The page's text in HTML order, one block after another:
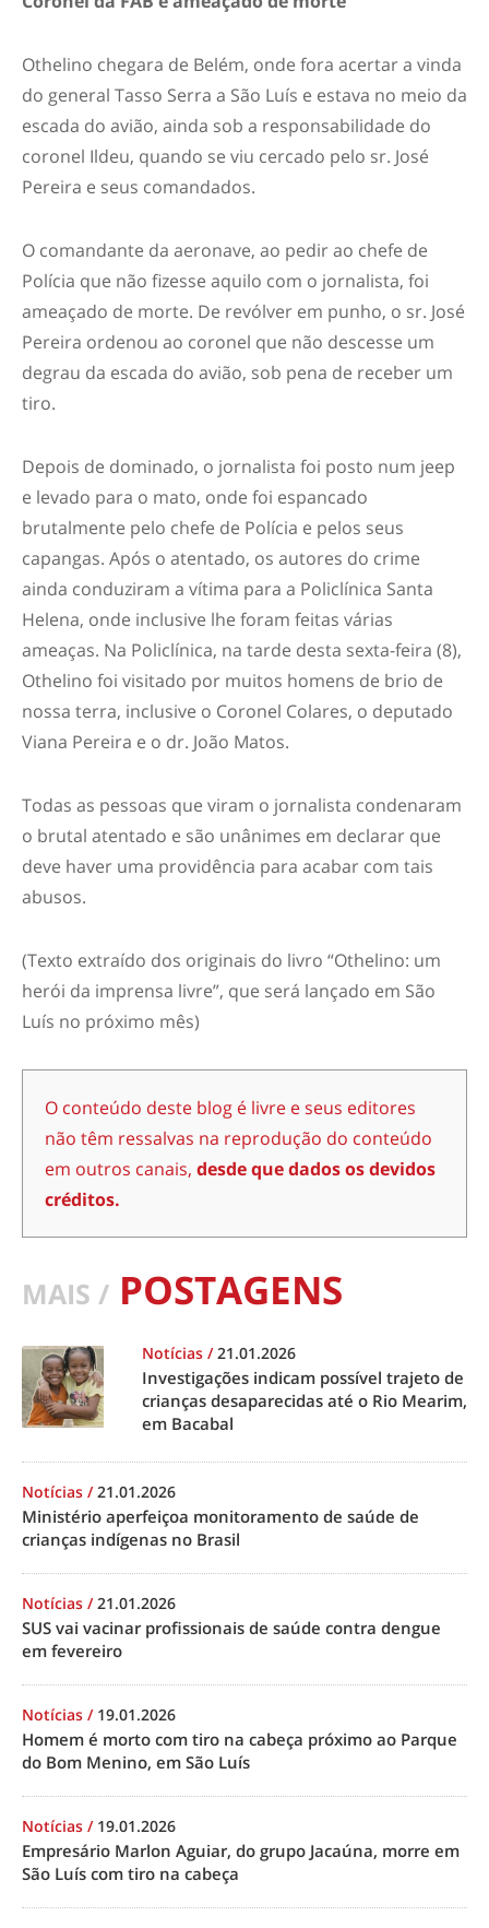
Othelino chegara de Belém, onde fora acertar a vinda
do general Tasso Serra a São Luís e estava no meio da
escada do avião, ainda sob a responsabilidade do
coronel Ildeu, quando se viu cercado pelo sr. José
Pereira e seus comandados.
O comandante da aeronave, ao pedir ao chefe de
Polícia que não fizesse aquilo com o jornalista, foi
ameaçado de morte. De revólver em punho, o sr. José
Pereira ordenou ao coronel que não descesse um
degrau da escada do avião, sob pena de receber um
tiro.
Depois de dominado, o jornalista foi posto num jeep
e levado para o mato, onde foi espancado
brutalmente pelo chefe de Polícia e pelos seus
capangas. Após o atentado, os autores do crime
ainda conduziram a vítima para a Policlínica Santa
Helena, onde inclusive lhe foram feitas várias
ameaças. Na Policlínica, na tarde desta sexta-feira (8),
Othelino foi visitado por muitos homens de brio de
nossa terra, inclusive o Coronel Colares, o deputado
Viana Pereira e o dr. João Matos.
Todas as pessoas que viram o jornalista condenaram
o brutal atentado e são unânimes em declarar que
deve haver uma providência para acabar com tais
abusos.
(Texto extraído dos originais do livro “Othelino: um
herói da imprensa livre”, que será lançado em São
Luís no próximo mês)
O conteúdo deste blog é livre e seus editores
não têm ressalvas na reprodução do conteúdo
em outros canais, desde que dados os devidos
créditos.
MAIS / POSTAGENS
Notícias /21.01.2026
Investigações indicam possível trajeto de
crianças desaparecidas até o Rio Mearim,
em Bacabal
Notícias /21.01.2026
Ministério aperfeiçoa monitoramento de saúde de
crianças indígenas no Brasil
Notícias /21.01.2026
SUS vai vacinar profissionais de saúde contra dengue
em fevereiro
Notícias / 19.01.2026
Homem é morto com tiro na cabeça próximo ao Parque
do Bom Menino, em São Luís
Notícias / 19.01.2026
Empresário Marlon Aguiar, do grupo Jacaúna, morre em
São Luís com tiro na cabeça